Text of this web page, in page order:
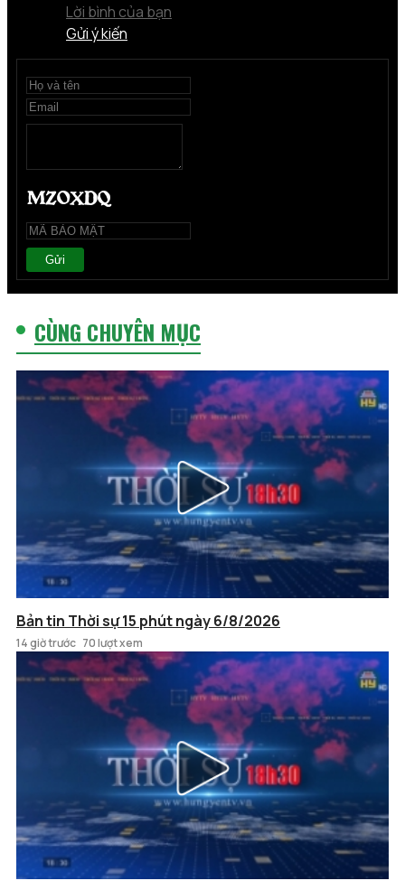
Lời bình của bạn
Gửi ý kiến
Gửi
CÙNG CHUYÊN MỤC
Bản tin Thời sự 15 phút ngày 6/8/2026
14 giờ trước 70 lượt xem